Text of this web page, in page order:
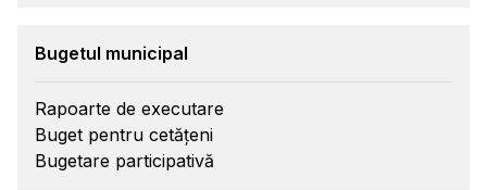
Bugetul municipal
Rapoarte de executare
Buget pentru cetățeni
Bugetare participativă